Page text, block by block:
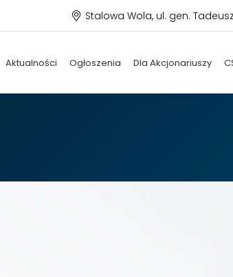
Stalowa Wola, ul. gen.
Aktualności Ogłoszenia Dla Akcjonariuszy